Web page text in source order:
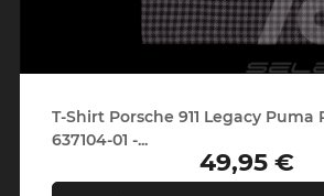
T-Shirt Porsche 911 Legacy Puma
637104-01 -...
Prix
49,95 €